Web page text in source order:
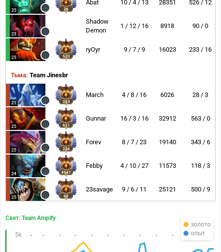
25 26
Abat 10 / 4 / 13 28351 526 / 12
23
Shadow
Demon
1 / 12 / 16 8918 90 / 0
25 570
ryOyr 9 / 7 / 9 16023 233 / 16
Тьма: Team Jinesbr
21 253
March 4 / 8 / 16 6026 28 / 3
25 611
Gunnar 16 / 3 / 16 32912 563 / 0
25 236
Forev 8 / 7 / 23 19140 343 / 6
24 4947
Febby 4 / 10 / 27 11573 118 / 3
25 65
23savage 9 / 6 / 11 25121 500 / 9
золото
опыт
Свет: Team Amplfy